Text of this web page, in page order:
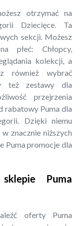
otrzymać na
Dziecięce. Ta
sekcji. Możesz
płeć: Chłopcy,
kolekcji, a
również wybrać
też zestawy dla
przejrzenia
rabatowy Puma dla
Dzięki niemu
znacznie niższych
Puma promocje dla
Puma
oferty Puma